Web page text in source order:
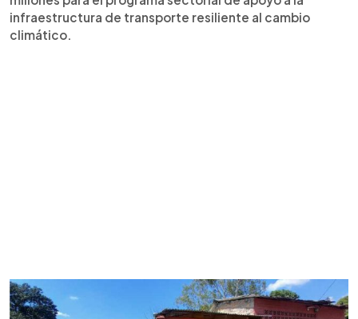
infraestructura de transporte resiliente al cambio
climático.